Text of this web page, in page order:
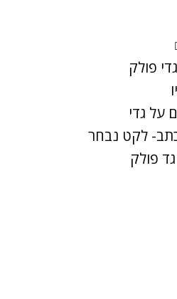
פולק
על גדי
לקט נבחר
פולק